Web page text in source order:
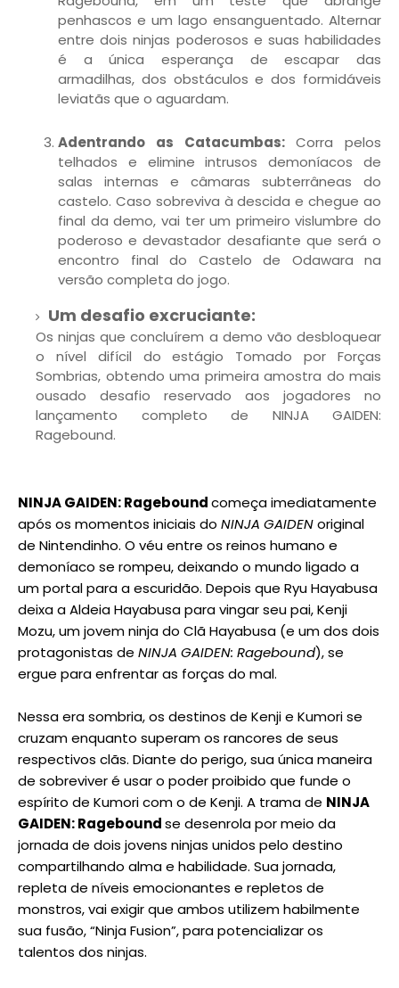
penhascos e um lago ensanguentado. Alternar
entre dois ninjas poderosos e suas habilidades
é a única esperança de escapar das
armadilhas, dos obstáculos e dos formidáveis
leviatãs que o aguardam.
Adentrando as Catacumbas:Corra pelos
telhados e elimine intrusos demoníacos de
salas internas e câmaras subterrâneas do
castelo. Caso sobreviva à descida e chegue ao
final da demo, vai ter um primeiro vislumbre do
poderoso e devastador desafiante que será o
encontro final do Castelo de Odawara na
versão completa do jogo.
Um desafio excruciante:
Os ninjas que concluírem a demo vão desbloquear
o nível difícil do estágio Tomado por Forças
Sombrias, obtendo uma primeira amostra do mais
ousado desafio reservado aos jogadores no
lançamento completo de NINJA GAIDEN:
Ragebound.
NINJA GAIDEN: Rageboundcomeça imediatamente
após os momentos iniciais do NINJA GAIDENoriginal
de Nintendinho. O véu entre os reinos humano e
demoníaco se rompeu, deixando o mundo ligado a
um portal para a escuridão. Depois que Ryu Hayabusa
deixa a Aldeia Hayabusa para vingar seu pai, Kenji
Mozu, um jovem ninja do Clã Hayabusa (e um dos dois
protagonistas de NINJA GAIDEN: Ragebound), se
ergue para enfrentar as forças do mal.
Nessa era sombria, os destinos de Kenji e Kumori se
cruzam enquanto superam os rancores de seus
respectivos clãs. Diante do perigo, sua única maneira
de sobreviver é usar o poder proibido que funde o
espírito de Kumori com o de Kenji. A trama de NINJA
GAIDEN: Rageboundse desenrola por meio da
jornada de dois jovens ninjas unidos pelo destino
compartilhando alma e habilidade. Sua jornada,
repleta de níveis emocionantes e repletos de
monstros, vai exigir que ambos utilizem habilmente
sua fusão, “Ninja Fusion”, para potencializar os
talentos dos ninjas.